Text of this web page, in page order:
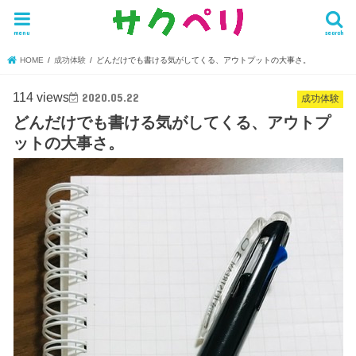
search
menu
HOME 成功体験 どんだけでも書ける気がしてくる、アウトプットの大事さ。
成功体験
114 views 2020.05.22
どんだけでも書ける気がしてくる、アウトプ
ットの大事さ。